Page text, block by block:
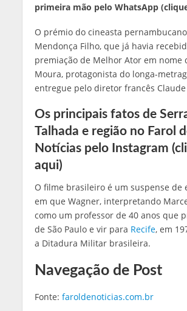
primeira mão pelo WhatsApp
O prémio do cineasta
Mendonça Filho, que já havia
premiação de Melhor Ator em nome
Moura, protagonista do longa-
entregue pelo diretor francês Claude
Os principais fatos de
Talhada e região no Farol
Notícias pelo Instagram
aqui)
O filme brasileiro é um suspense de
em que Wagner, interpretando
como um professor de 40 anos que
de São Paulo e vir para Recife, em
a Ditadura Militar brasileira.
Navegação de Post
Fonte: faroldenoticias.com.br